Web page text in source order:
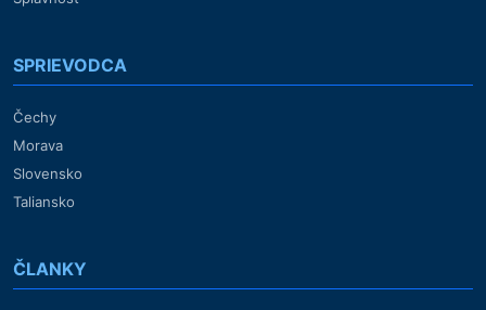
SPRIEVODCA
Čechy
Morava
Slovensko
Taliansko
ČLANKY